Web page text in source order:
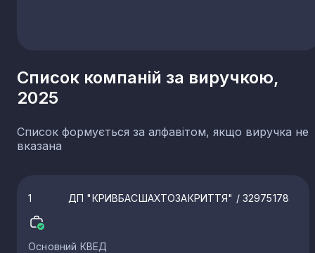
Севастополь
Список компаній за виручкою,
2025
Список формується за алфавітом, якщо виручка не
вказана
1 ДП "КРИВБАСШАХТОЗАКРИТТЯ" / 32975178
Основний КВЕД